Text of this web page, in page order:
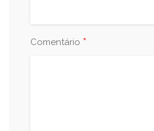
Comentário *